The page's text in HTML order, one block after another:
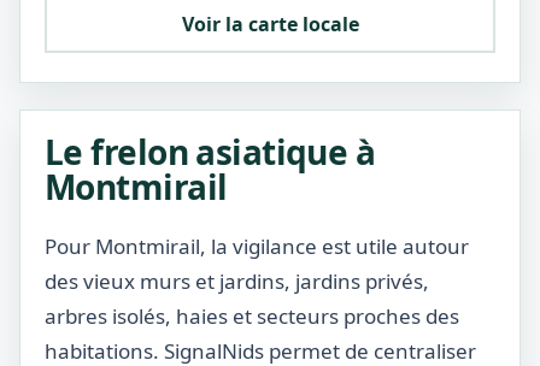
Voir la carte locale
Le frelon asiatique à
Montmirail
Pour Montmirail, la vigilance est utile autour
des vieux murs et jardins, jardins privés,
arbres isolés, haies et secteurs proches des
habitations. SignalNids permet de centraliser